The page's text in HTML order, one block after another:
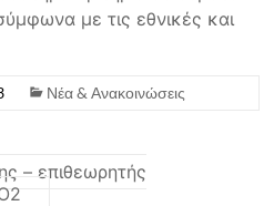
με τις εθνικές και
Νέα & Ανακοινώσεις
– επιθεωρητής